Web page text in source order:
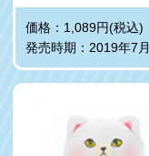
価格：1,089円(税込)
発売時期：2019年7月